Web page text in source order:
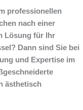
professionellen
nach einer
Lösung für Ihr
Dann sind Sie bei
und Expertise im
ästhetisch